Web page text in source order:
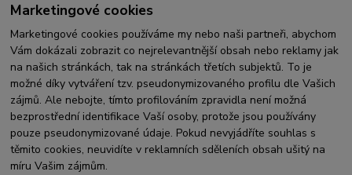
Marketingové cookies
Marketingové cookies používáme my nebo naši partneři, abychom
Vám dokázali zobrazit co nejrelevantnější obsah nebo reklamy jak
na našich stránkách, tak na stránkách třetích subjektů. To je
možné díky vytváření tzv. pseudonymizovaného profilu dle Vašich
zájmů. Ale nebojte, tímto profilováním zpravidla není možná
bezprostřední identifikace Vaší osoby, protože jsou používány
pouze pseudonymizované údaje. Pokud nevyjádříte souhlas s
těmito cookies, neuvidíte v reklamních sděleních obsah ušitý na
míru Vašim zájmům.